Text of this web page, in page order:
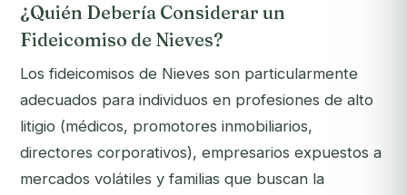
¿Quién Debería Considerar un
Fideicomiso de Nieves?
Los fideicomisos de Nieves son particularmente
adecuados para individuos en profesiones de alto
litigio (médicos, promotores inmobiliarios,
directores corporativos), empresarios expuestos a
mercados volátiles y familias que buscan la